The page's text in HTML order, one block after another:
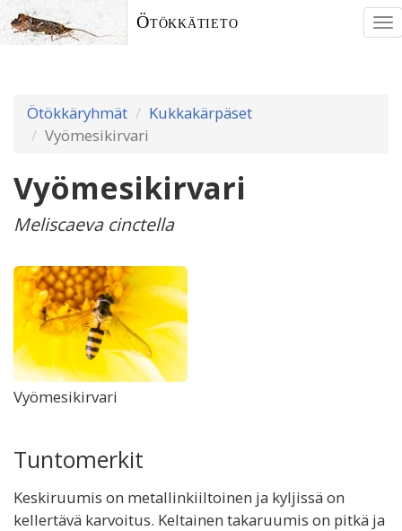
Ötökkätieto
Ötökkäryhmät
Kukkakärpäset
Vyömesikirvari
Vyömesikirvari
Meliscaeva cinctella
Vyömesikirvari
Tuntomerkit
Keskiruumis on metallinkiiltoinen ja kyljissä on
kellertävä karvoitus. Keltainen takaruumis on pitkä ja